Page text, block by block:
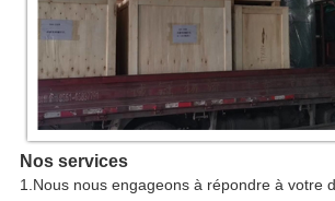
Nos services
1.Nous nous engageons à répondre à votre